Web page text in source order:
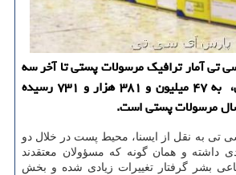
تی آمار ترافیك مرسولات پستی تا آخر سه
ماهه ابتدایی سالجاری، به ۴۷ میلیون و ۳۸۱ هزار و ۷۳۱ رسیده
مرسولات پستی است.
تی به نقل از ایسنا، محیط پست در خلال دو
داشته و همان گونه که مسؤولان معتقدند
بشر گرفتار تغییرات زیادی شده و بخش